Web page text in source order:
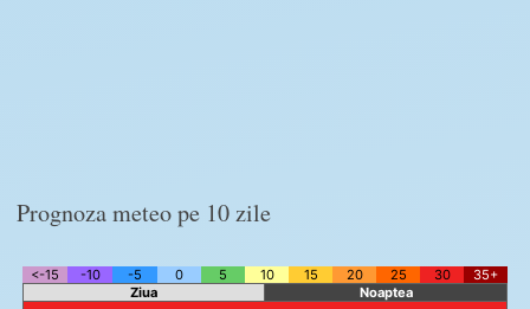
Prognoza meteo pe 10 zile
<-15 -10 -5 0 5 10 15 20 25 30
35+
Ziua
Noaptea